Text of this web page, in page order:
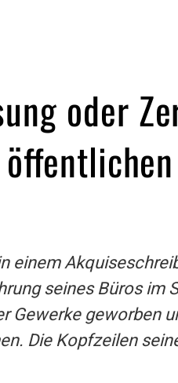
oder
einem
seines Büros
Gewerke geworben
Die Kopfzeilen